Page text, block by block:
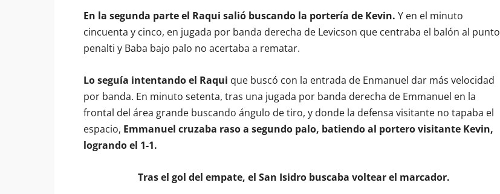
En la segunda parte el Raqui salió buscando la portería de Kevin. Y en el minuto
cincuenta y cinco, en jugada por banda derecha de Levicson que centraba el balón al punto
penalti y Baba bajo palo no acertaba a rematar.
Lo seguía intentando el Raqui que buscó con la entrada de Enmanuel dar más velocidad
por banda. En minuto setenta, tras una jugada por banda derecha de Emmanuel en la
frontal del área grande buscando ángulo de tiro, y donde la defensa visitante no tapaba el
espacio, Emmanuel cruzaba raso a segundo palo, batiendo al portero visitante Kevin,
logrando el 1-1.
Tras el gol del empate, el San Isidro buscaba voltear el marcador.